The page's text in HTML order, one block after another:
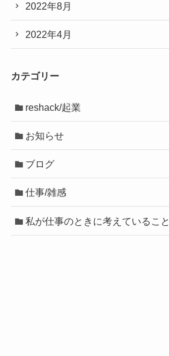
2022年8月
2022年4月
カテゴリー
reshack/起業
お知らせ
ブログ
仕事/雑感
私が仕事のときに考えていること